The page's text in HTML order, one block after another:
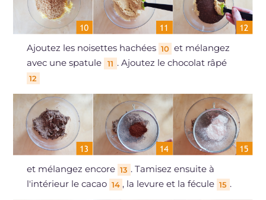
Ajoutez les noisettes hachées 10 et mélangez
avec une spatule
11 . Ajoutez le chocolat râpé
12
et mélangez encore 13 . Tamisez ensuite à
l'intérieur le cacao 14 , la levure et la fécule 15 .